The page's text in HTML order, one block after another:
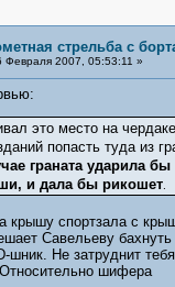
стрельба с
Февраля 2007, 05:53:11 »
это место на
попасть туда из
граната ударила
и дала бы рикошет.
крышу спортзала с
Савельеву бахнуть
шник. Не затруднит
Относительно шифера